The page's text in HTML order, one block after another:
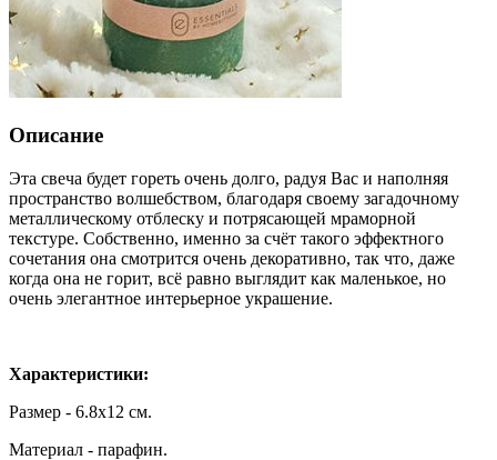
Описание
Эта свеча будет гореть очень долго, радуя Вас и наполняя
пространство волшебством, благодаря своему загадочному
металлическому отблеску и потрясающей мраморной
текстуре. Собственно, именно за счёт такого эффектного
сочетания она смотрится очень декоративно, так что, даже
когда она не горит, всё равно выглядит как маленькое, но
очень элегантное интерьерное украшение.
Характеристики:
Размер - 6.8х12 см.
Материал - парафин.